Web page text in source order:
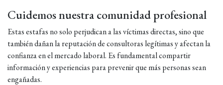
Cuidemos nuestra comunidad profesional
Estas estafas no solo perjudican a las víctimas directas, sino que
también dañan la reputación de consultoras legítimas y afectan la
confianza en el mercado laboral. Es fundamental compartir
información y experiencias para prevenir que más personas sean
engañadas.